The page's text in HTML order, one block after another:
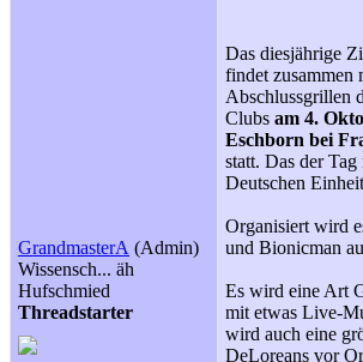
GrandmasterA (Admin)
Wissensch... äh
Hufschmied
Threadstarter
Das diesjährige
findet zusammen
Abschlussgrillen
Clubs am 4.
Eschborn bei
statt. Das der
Deutschen
Organisiert wird
und Bionicman
Es wird eine Art
mit etwas Live-
wird auch eine
DeLoreans vor